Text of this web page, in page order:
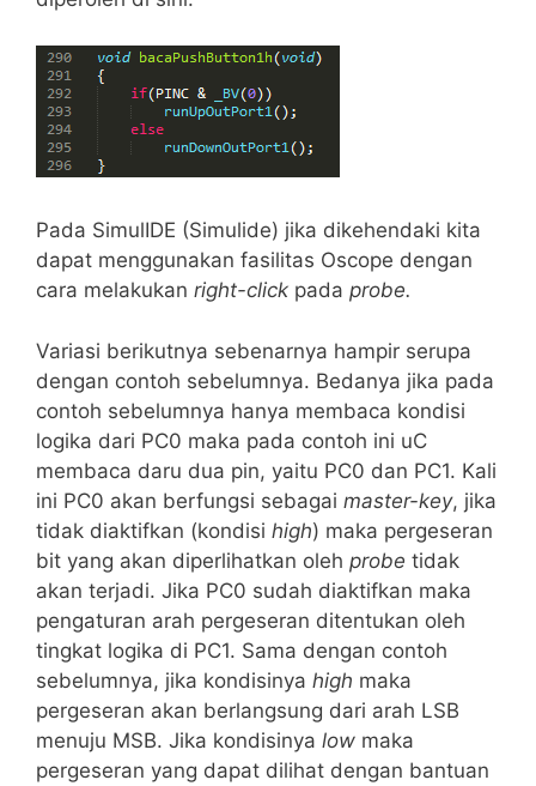
Pada SimulIDE (Simulide) jika dikehendaki kita
dapat menggunakan fasilitas Oscope dengan
cara melakukan right-click pada probe.
Variasi berikutnya sebenarnya hampir serupa
dengan contoh sebelumnya. Bedanya jika pada
contoh sebelumnya hanya membaca kondisi
logika dari PC0 maka pada contoh ini uC
membaca daru dua pin, yaitu PC0 dan PC1. Kali
ini PC0 akan berfungsi sebagai master-key, jika
tidak diaktifkan (kondisi high) maka pergeseran
bit yang akan diperlihatkan oleh probe tidak
akan terjadi. Jika PC0 sudah diaktifkan maka
pengaturan arah pergeseran ditentukan oleh
tingkat logika di PC1. Sama dengan contoh
sebelumnya, jika kondisinya high maka
pergeseran akan berlangsung dari arah LSB
menuju MSB. Jika kondisinya low maka
pergeseran yang dapat dilihat dengan bantuan